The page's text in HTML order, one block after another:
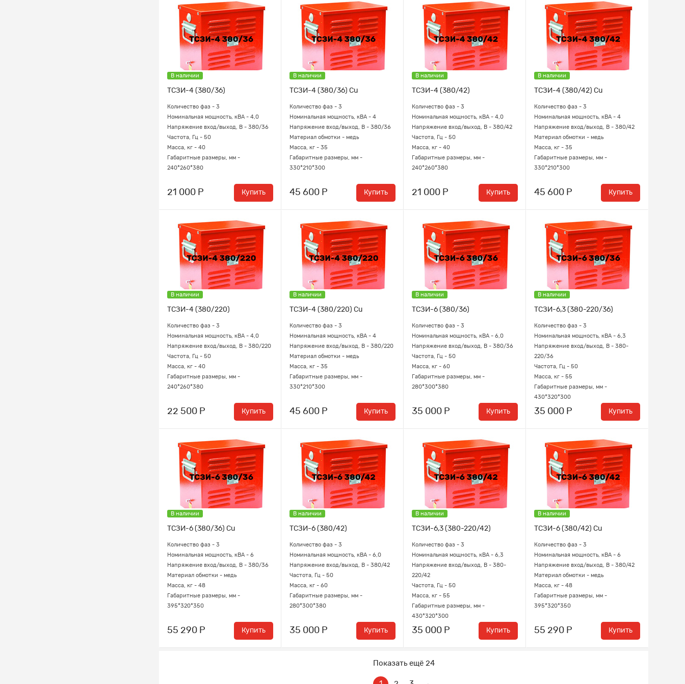
В наличии
ТСЗИ-4 (380/36)
Количество фаз - 3
Номинальная мощность, кВА - 4,0
Напряжение вход/выход, В - 380/36
Частота, Гц - 50
Масса, кг - 40
Габаритные размеры, мм -
240*260*380
21 000 Р Купить
В наличии
ТСЗИ-4 (380/36) Cu
Количество фаз - 3
Номинальная мощность, кВА - 4
Напряжение вход/выход, В - 380/36
Материал обмотки - медь
Масса, кг - 35
Габаритные размеры, мм -
330*210*300
45 600 Р Купить
В наличии
ТСЗИ-4 (380/42)
Количество фаз - 3
Номинальная мощность, кВА - 4,0
Напряжение вход/выход, В - 380/42
Частота, Гц - 50
Масса, кг - 40
Габаритные размеры, мм -
240*260*380
21 000 Р Купить
В наличии
ТСЗИ-4 (380/42) Cu
Количество фаз - 3
Номинальная мощность, кВА - 4
Напряжение вход/выход, В - 380/42
Материал обмотки - медь
Масса, кг - 35
Габаритные размеры, мм -
330*210*300
45 600 Р Купить
В наличии
ТСЗИ-4 (380/220)
Количество фаз - 3
Номинальная мощность, кВА - 4,0
Напряжение вход/выход, В - 380/220
Частота, Гц - 50
Масса, кг - 40
Габаритные размеры, мм -
240*260*380
22 500 Р Купить
В наличии
ТСЗИ-4 (380/220) Cu
Количество фаз - 3
Номинальная мощность, кВА - 4
Напряжение вход/выход, В - 380/220
Материал обмотки - медь
Масса, кг - 35
Габаритные размеры, мм -
330*210*300
45 600 Р Купить
В наличии
ТСЗИ-6 (380/36)
Количество фаз - 3
Номинальная мощность, кВА - 6,0
Напряжение вход/выход, В - 380/36
Частота, Гц - 50
Масса, кг - 60
Габаритные размеры, мм -
280*300*380
35 000 Р Купить
В наличии
ТСЗИ-6,3 (380-220/36)
Количество фаз - 3
Номинальная мощность, кВА - 6,3
Напряжение вход/выход, В - 380-
220/36
Частота, Гц - 50
Масса, кг - 55
Габаритные размеры, мм -
430*320*300
35 000 Р Купить
В наличии
ТСЗИ-6 (380/36) Cu
Количество фаз - 3
Номинальная мощность, кВА - 6
Напряжение вход/выход, В - 380/36
Материал обмотки - медь
Масса, кг - 48
Габаритные размеры, мм -
395*320*350
55 290 Р Купить
В наличии
ТСЗИ-6 (380/42)
Количество фаз - 3
Номинальная мощность, кВА - 6,0
Напряжение вход/выход, В - 380/42
Частота, Гц - 50
Масса, кг - 60
Габаритные размеры, мм -
280*300*380
35 000 Р Купить
В наличии
ТСЗИ-6,3 (380-220/42)
Количество фаз - 3
Номинальная мощность, кВА - 6,3
Напряжение вход/выход, В - 380-
220/42
Частота, Гц - 50
Масса, кг - 55
Габаритные размеры, мм -
430*320*300
35 000 Р Купить
В наличии
ТСЗИ-6 (380/42) Cu
Количество фаз - 3
Номинальная мощность, кВА - 6
Напряжение вход/выход, В - 380/42
Материал обмотки - медь
Масса, кг - 48
Габаритные размеры, мм -
395*320*350
55 290 Р Купить
Показать ещё 24